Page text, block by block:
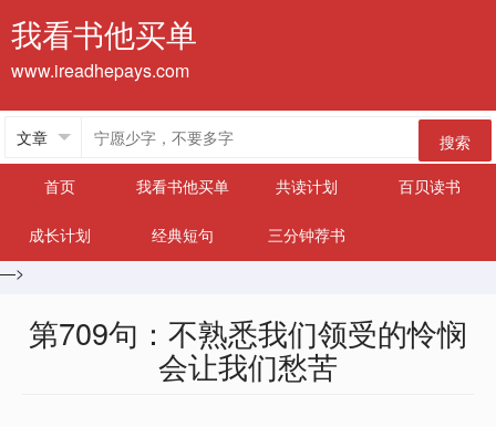
我看书他买单
www.ireadhepays.com
搜索
首页
我看书他买单 共读计划 百贝读书
成长计划 经典短句
三分钟荐书
—>
第709句：不熟悉我们领受的怜悯
会让我们愁苦